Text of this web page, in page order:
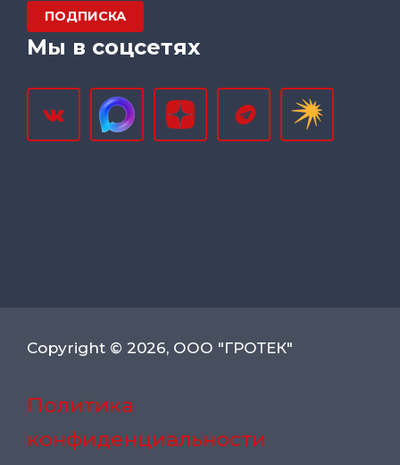
ПОДПИСКА
Мы в соцсетях
Copyright © 2026, ООО "ГРОТЕК"
Политика
конфиденциальности